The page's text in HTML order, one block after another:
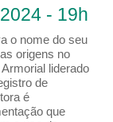
- 19h
o nome do seu
origens no
liderado
de
é
que